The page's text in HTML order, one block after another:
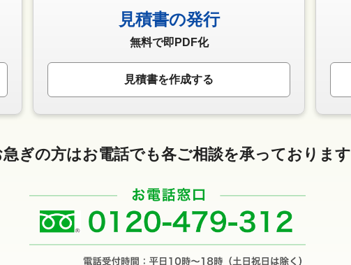
見積書の発行
無料で即PDF化
見積書を作成する
急ぎの方はお電話でも各ご相談を承っております